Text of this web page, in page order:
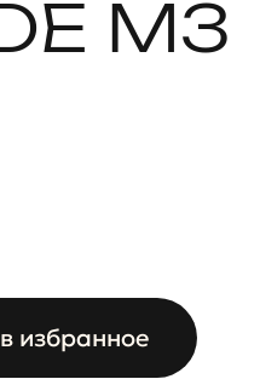
M3
избранное